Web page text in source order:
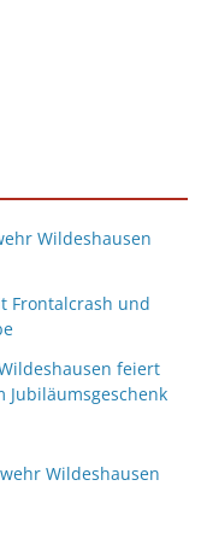
Wildeshausen
Frontalcrash und
feiert
Jubiläumsgeschenk
Wildeshausen